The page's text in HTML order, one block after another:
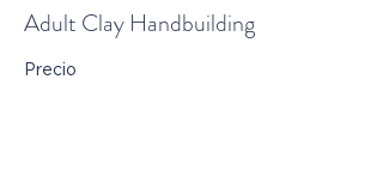
Adult Clay Handbuilding
Precio